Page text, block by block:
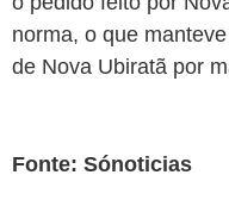
norma, o que
de Nova Ubiratã por
Fonte: Sónoticias